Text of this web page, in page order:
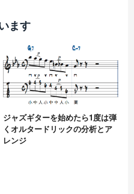
ます
ジャズギターを始めたら1度は弾
くオルタードリックの分析とア
レンジ